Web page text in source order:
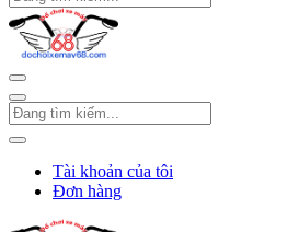
Tài khoản của tôi
Đơn hàng